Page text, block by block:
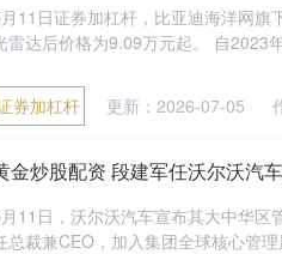
11日证券加杠杆，比亚迪海洋网
雷达后价格为9.09万元起。 自2023
券加杠杆 更新：2026-07-05
金炒股配资 段建军任沃尔沃汽
11日，沃尔沃汽车宣布其大中华区
总裁兼CEO，加入集团全球核心管